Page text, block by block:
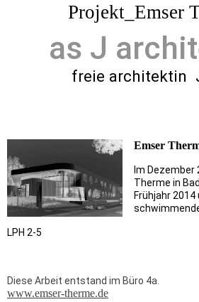
Projekt_Emser
as J
freie architektin
Emser
Im Dezember
Therme in
Frühjahr
LPH 2-5
Diese Arbeit entstand im Büro 4a
www.emser-therme.de